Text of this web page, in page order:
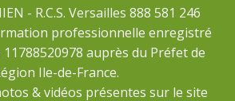
- R.C.S. Versailles 888 581 246
professionnelle enregistré
auprès du Préfet de
Ile-de-France.
& vidéos présentes sur le site